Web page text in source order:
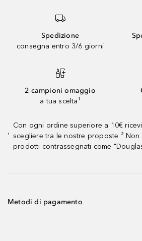
Spedizione
consegna entro 3/6 giorni
2 campioni omaggio
a tua scelta¹
¹
Con ogni ordine superiore a 10€
scegliere tra le nostre proposte ²
prodotti contrassegnati come
Metodi di pagamento